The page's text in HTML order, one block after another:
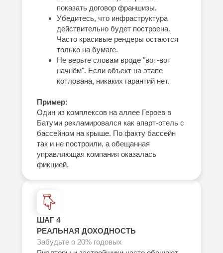
показать договор франшизы.
Убедитесь, что инфраструктура
действительно будет построена.
Часто красивые рендеры остаются
только на бумаге.
Не верьте словам вроде "вот-вот
начнём". Если объект на этапе
котлована, никаких гарантий нет.
Пример:
Один из комплексов на аллее Героев в
Батуми рекламировался как апарт-отель с
бассейном на крыше. По факту бассейн
так и не построили, а обещанная
управляющая компания оказалась
фикцией.
ШАГ 4
РЕАЛЬНАЯ ДОХОДНОСТЬ
Забудьте о 20% годовых